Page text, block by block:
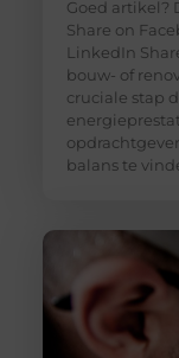
Goed artikel?
Share on
LinkedIn
bouw- of
cruciale stap
balans te